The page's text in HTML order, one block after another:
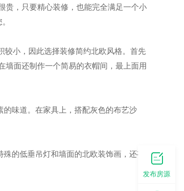
贵，只要精心装修，也能完全满足一个小
小，因此选择装修简约北欧风格。首先
墙面还制作一个简易的衣帽间，最上面用
味道。在家具上，搭配灰色的布艺沙
的低垂吊灯和墙面的北欧装饰画，还有
发布房源